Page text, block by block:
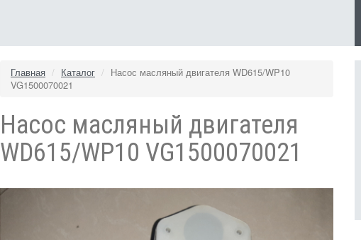
Главная Каталог
Насос масляный двигателя WD615/WP10
VG1500070021
Насос масляный двигателя
WD615/WP10 VG1500070021